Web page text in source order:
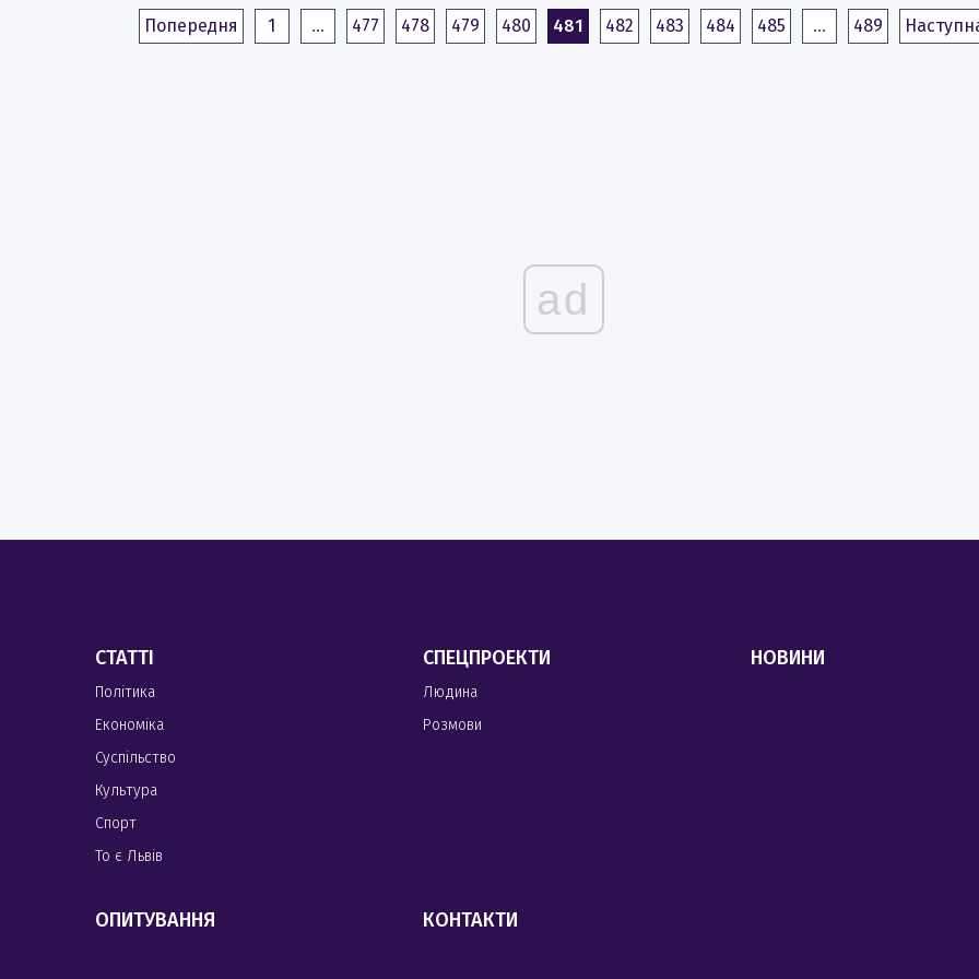
Попередня 1 … 477 478 479 480 481 482 483 484 485 … 489
ad
СТАТТІ
Політика
Економіка
Суспільство
Культура
Спорт
То є Львів
СПЕЦПРОЕКТИ
Людина
Розмови
НОВИНИ
ОПИТУВАННЯ КОНТАКТИ